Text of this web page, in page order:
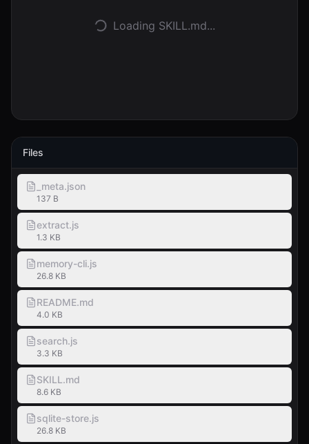
Loading SKILL.md...
Files
_meta.json
137 B
extract.js
1.3 KB
memory-cli.js
26.8 KB
README.md
4.0 KB
search.js
3.3 KB
SKILL.md
8.6 KB
sqlite-store.js
26.8 KB